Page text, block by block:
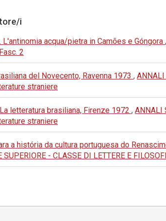
i
acqua/pietra in Camões e Góngora ,
2
del Novecento, Ravenna 1973 , ANNALI
straniere
letteratura brasiliana, Firenze 1972 , ANNALI
straniere
a história da cultura portuguesa do
SUPERIORE - CLASSE DI LETTERE E